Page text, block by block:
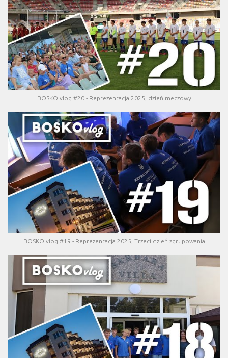
BOSKO vlog #20 - Reprezentacja 2025, dzień meczowy
BOSKO vlog #19 - Reprezentacja 2025, Trzeci dzień zgrupowania